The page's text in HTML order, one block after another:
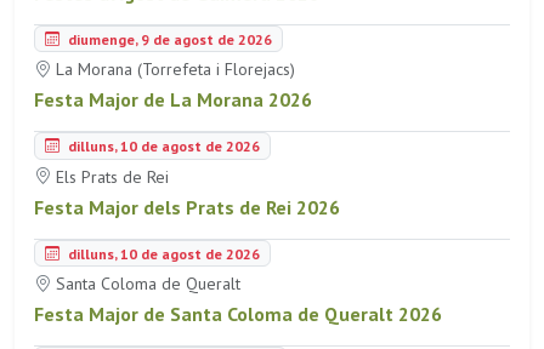
diumenge, 9 de agost de 2026
La Morana (Torrefeta i Florejacs)
Festa Major de La Morana 2026
dilluns, 10 de agost de 2026
Els Prats de Rei
Festa Major dels Prats de Rei 2026
dilluns, 10 de agost de 2026
Santa Coloma de Queralt
Festa Major de Santa Coloma de Queralt 2026